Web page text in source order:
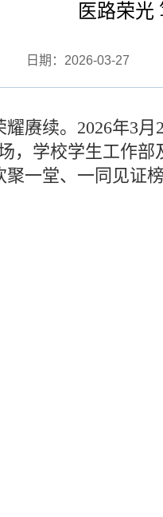
医路荣光
日期： 2026-03-27
耀赓续。2026年3
，学校学生工作
聚一堂、一同见证榜